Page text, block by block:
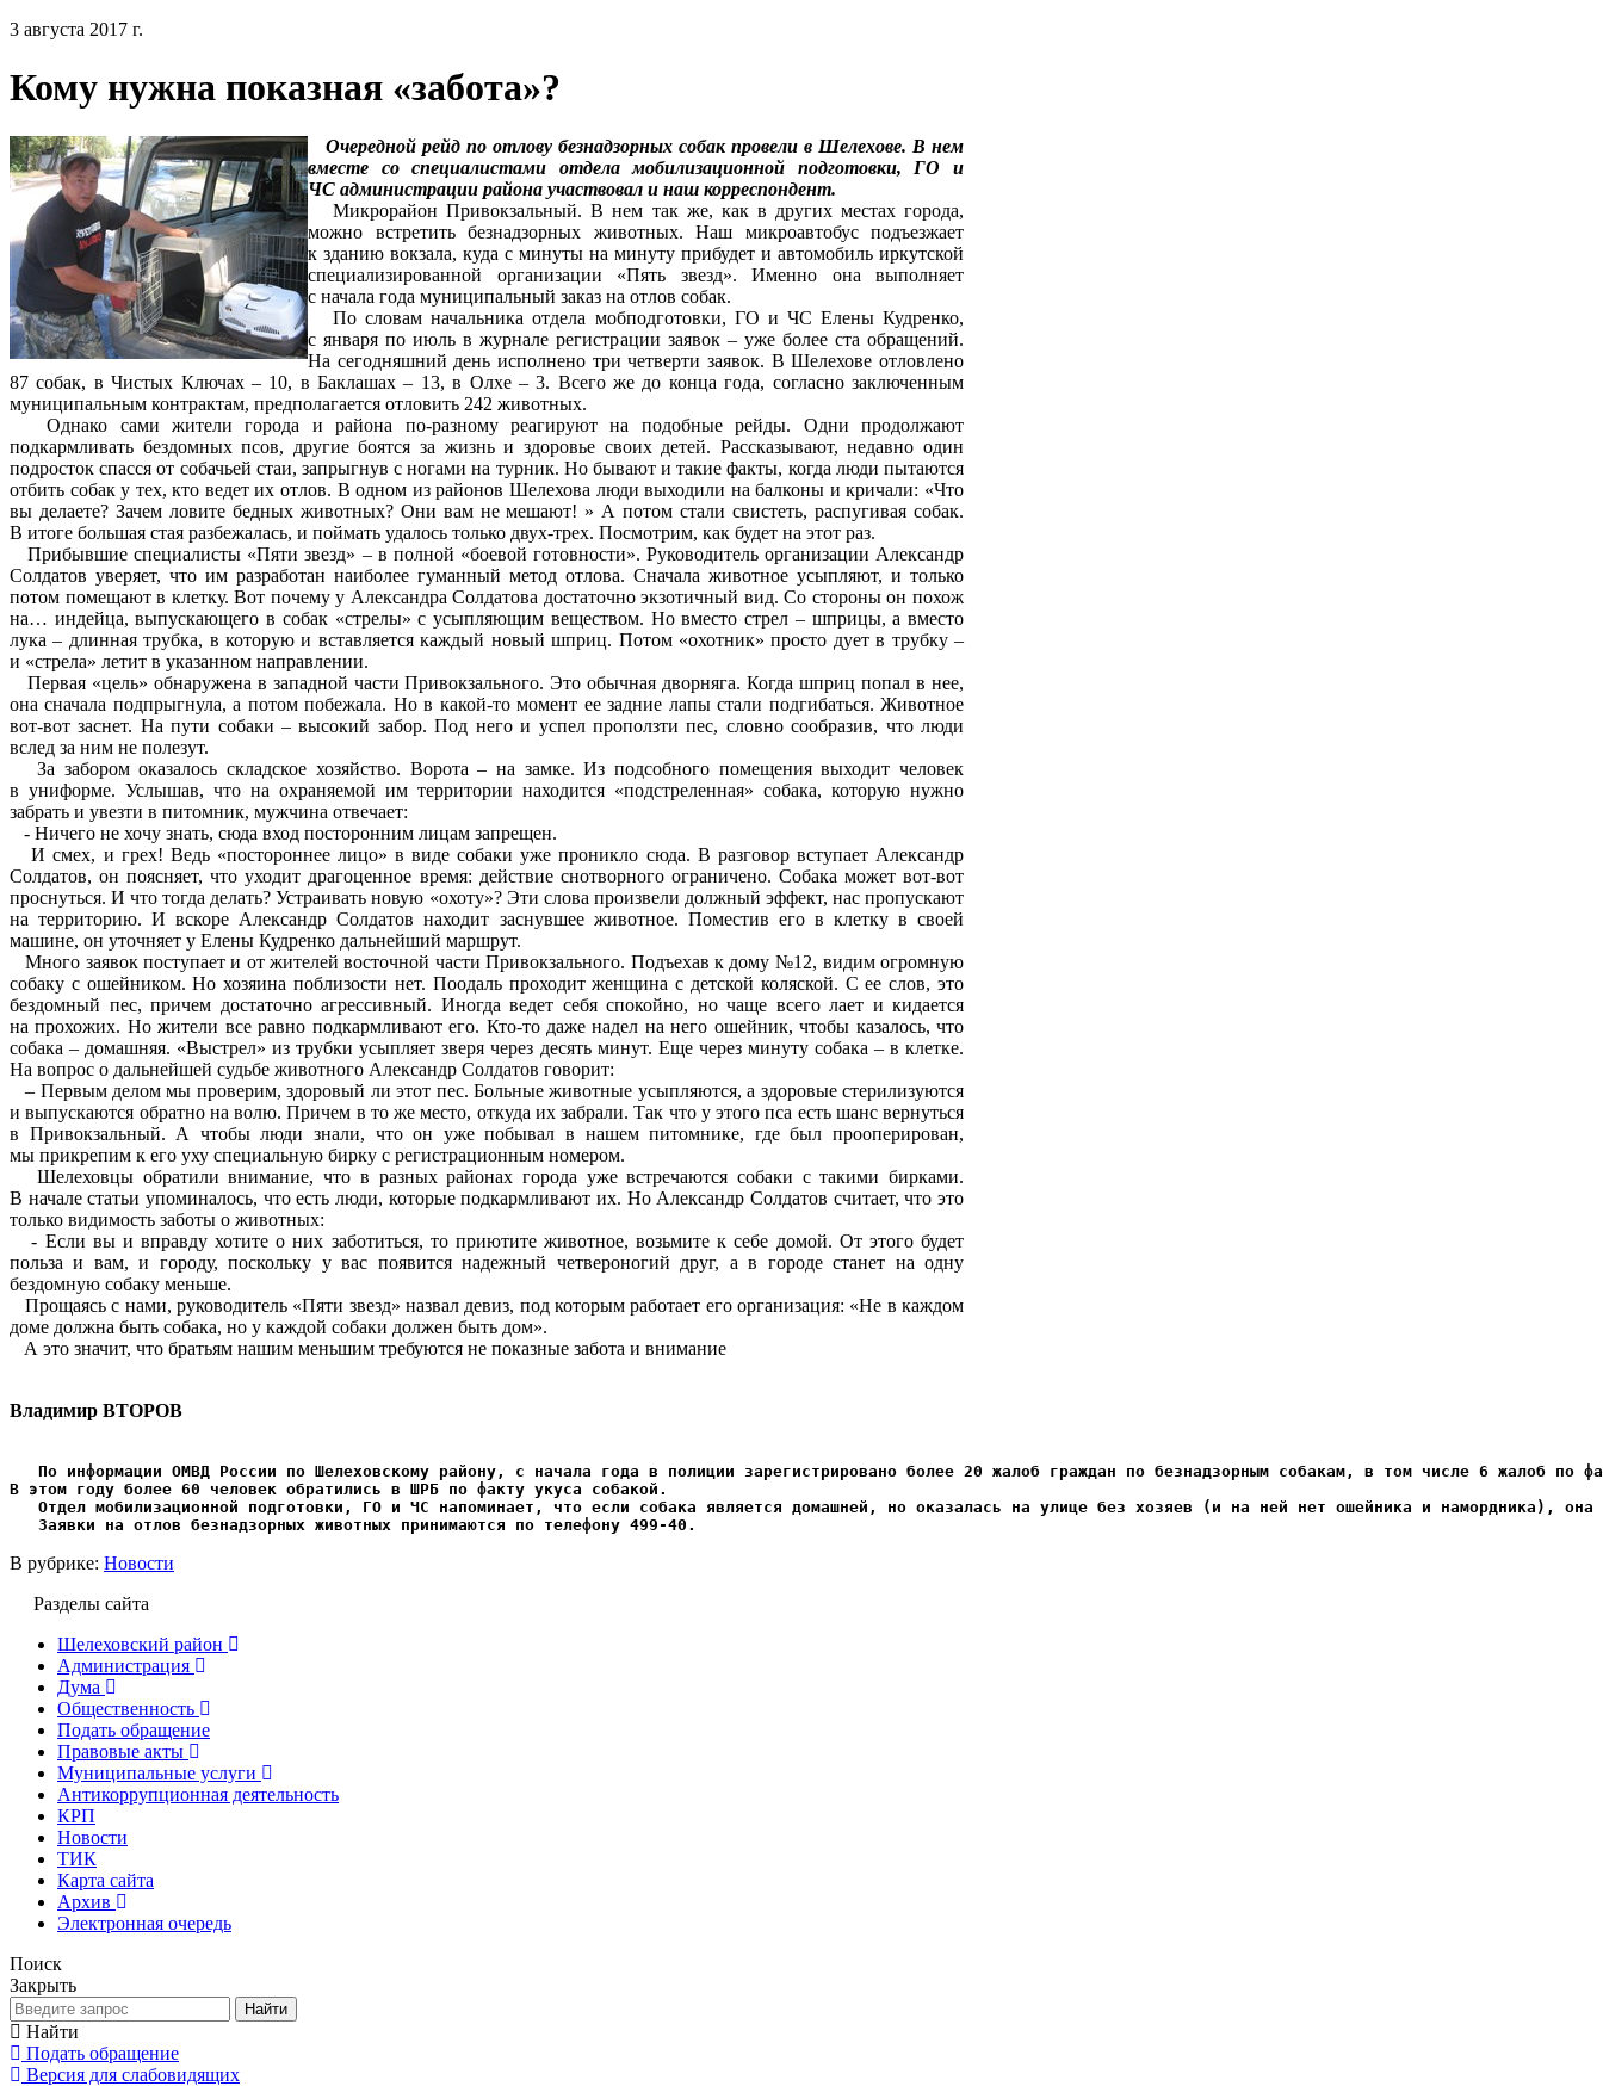
3 августа 2017 г.
Кому нужна показная «забота»?
Очередной рейд по отлову безнадзорных собак провели в Шелехове. В нем
вместе со специалистами отдела мобилизационной подготовки, ГО и
ЧС администрации района участвовал и наш корреспондент.
Микрорайон Привокзальный. В нем так же, как в других местах города,
можно встретить безнадзорных животных. Наш микроавтобус подъезжает
к зданию вокзала, куда с минуты на минуту прибудет и автомобиль иркутской
специализированной организации «Пять звезд». Именно она выполняет
с начала года муниципальный заказ на отлов собак.
По словам начальника отдела мобподготовки, ГО и ЧС Елены Кудренко,
с января по июль в журнале регистрации заявок – уже более ста обращений.
На сегодняшний день исполнено три четверти заявок. В Шелехове отловлено
87 собак, в Чистых Ключах – 10, в Баклашах – 13, в Олхе – 3. Всего же до конца года, согласно заключенным
муниципальным контрактам, предполагается отловить 242 животных.
Однако сами жители города и района по-разному реагируют на подобные рейды. Одни продолжают
подкармливать бездомных псов, другие боятся за жизнь и здоровье своих детей. Рассказывают, недавно один
подросток спасся от собачьей стаи, запрыгнув с ногами на турник. Но бывают и такие факты, когда люди пытаются
отбить собак у тех, кто ведет их отлов. В одном из районов Шелехова люди выходили на балконы и кричали: «Что
вы делаете? Зачем ловите бедных животных? Они вам не мешают! » А потом стали свистеть, распугивая собак.
В итоге большая стая разбежалась, и поймать удалось только двух-трех. Посмотрим, как будет на этот раз.
Прибывшие специалисты «Пяти звезд» – в полной «боевой готовности». Руководитель организации Александр
Солдатов уверяет, что им разработан наиболее гуманный метод отлова. Сначала животное усыпляют, и только
потом помещают в клетку. Вот почему у Александра Солдатова достаточно экзотичный вид. Со стороны он похож
на… индейца, выпускающего в собак «стрелы» с усыпляющим веществом. Но вместо стрел – шприцы, а вместо
лука – длинная трубка, в которую и вставляется каждый новый шприц. Потом «охотник» просто дует в трубку –
и «стрела» летит в указанном направлении.
Первая «цель» обнаружена в западной части Привокзального. Это обычная дворняга. Когда шприц попал в нее,
она сначала подпрыгнула, а потом побежала. Но в какой-то момент ее задние лапы стали подгибаться. Животное
вот-вот заснет. На пути собаки – высокий забор. Под него и успел проползти пес, словно сообразив, что люди
вслед за ним не полезут.
За забором оказалось складское хозяйство. Ворота – на замке. Из подсобного помещения выходит человек
в униформе. Услышав, что на охраняемой им территории находится «подстреленная» собака, которую нужно
забрать и увезти в питомник, мужчина отвечает:
- Ничего не хочу знать, сюда вход посторонним лицам запрещен.
И смех, и грех! Ведь «постороннее лицо» в виде собаки уже проникло сюда. В разговор вступает Александр
Солдатов, он поясняет, что уходит драгоценное время: действие снотворного ограничено. Собака может вот-вот
проснуться. И что тогда делать? Устраивать новую «охоту»? Эти слова произвели должный эффект, нас пропускают
на территорию. И вскоре Александр Солдатов находит заснувшее животное. Поместив его в клетку в своей
машине, он уточняет у Елены Кудренко дальнейший маршрут.
Много заявок поступает и от жителей восточной части Привокзального. Подъехав к дому №12, видим огромную
собаку с ошейником. Но хозяина поблизости нет. Поодаль проходит женщина с детской коляской. С ее слов, это
бездомный пес, причем достаточно агрессивный. Иногда ведет себя спокойно, но чаще всего лает и кидается
на прохожих. Но жители все равно подкармливают его. Кто-то даже надел на него ошейник, чтобы казалось, что
собака – домашняя. «Выстрел» из трубки усыпляет зверя через десять минут. Еще через минуту собака – в клетке.
На вопрос о дальнейшей судьбе животного Александр Солдатов говорит:
– Первым делом мы проверим, здоровый ли этот пес. Больные животные усыпляются, а здоровые стерилизуются
и выпускаются обратно на волю. Причем в то же место, откуда их забрали. Так что у этого пса есть шанс вернуться
в Привокзальный. А чтобы люди знали, что он уже побывал в нашем питомнике, где был прооперирован,
мы прикрепим к его уху специальную бирку с регистрационным номером.
Шелеховцы обратили внимание, что в разных районах города уже встречаются собаки с такими бирками.
В начале статьи упоминалось, что есть люди, которые подкармливают их. Но Александр Солдатов считает, что это
только видимость заботы о животных:
- Если вы и вправду хотите о них заботиться, то приютите животное, возьмите к себе домой. От этого будет
польза и вам, и городу, поскольку у вас появится надежный четвероногий друг, а в городе станет на одну
бездомную собаку меньше.
Прощаясь с нами, руководитель «Пяти звезд» назвал девиз, под которым работает его организация: «Не в каждом
доме должна быть собака, но у каждой собаки должен быть дом».
А это значит, что братьям нашим меньшим требуются не показные забота и внимание
Владимир ВТОРОВ
По информации ОМВД России по Шелеховскому району, с начала года в полиции зарегистрировано более 20 жалоб граждан по безнадзорным собакам, в том числе 6 жалоб по
В этом году более 60 человек обратились в ШРБ по факту укуса собакой.
Отдел мобилизационной подготовки, ГО и ЧС напоминает, что если собака является домашней, но оказалась на улице без хозяев (и на ней нет ошейника и намордника),
   Заявки на отлов безнадзорных животных принимаются по телефону 499-40.
В рубрике: Новости
Разделы сайта
Шелеховский район
Администрация
Дума
Общественность
Подать обращение
Правовые акты
Муниципальные услуги
Антикоррупционная деятельность
КРП
Новости
ТИК
Карта сайта
Архив
Электронная очередь
Поиск
Закрыть
Найти
Найти
Подать обращение
Версия для слабовидящих